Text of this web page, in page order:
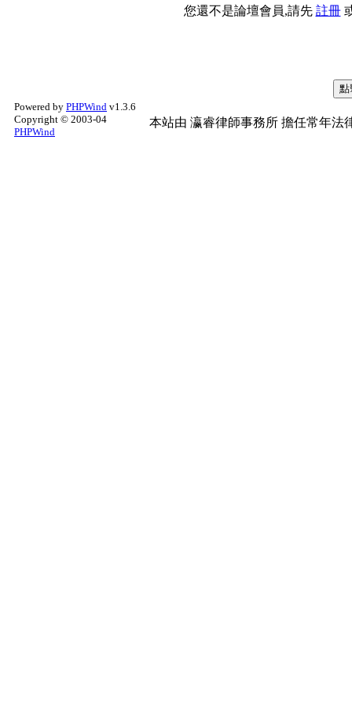
您還不是論壇會員,請先 註冊
Powered by PHPWind v1.3.6
Copyright © 2003-04
PHPWind
本站由 瀛睿律師事務所 擔任常年法